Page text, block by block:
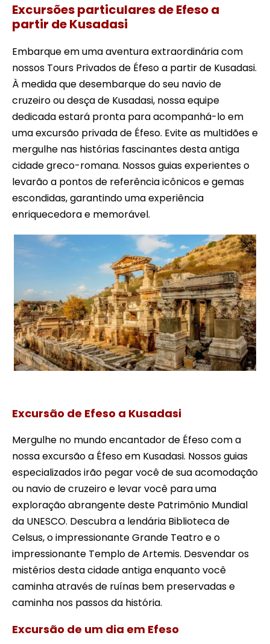
Excursões particulares de Efeso a
partir de Kusadasi
Embarque em uma aventura extraordinária com
nossos Tours Privados de Éfeso a partir de Kusadasi.
À medida que desembarque do seu navio de
cruzeiro ou desça de Kusadasi, nossa equipe
dedicada estará pronta para acompanhá-lo em
uma excursão privada de Éfeso. Evite as multidões e
mergulhe nas histórias fascinantes desta antiga
cidade greco-romana. Nossos guias experientes o
levarão a pontos de referência icônicos e gemas
escondidas, garantindo uma experiência
enriquecedora e memorável.
Excursão de Efeso a Kusadasi
Mergulhe no mundo encantador de Éfeso com a
nossa excursão a Éfeso em Kusadasi. Nossos guias
especializados irão pegar você de sua acomodação
ou navio de cruzeiro e levar você para uma
exploração abrangente deste Patrimônio Mundial
da UNESCO. Descubra a lendária Biblioteca de
Celsus, o impressionante Grande Teatro e o
impressionante Templo de Artemis. Desvendar os
mistérios desta cidade antiga enquanto você
caminha através de ruínas bem preservadas e
caminha nos passos da história.
Excursão de um dia em Efeso